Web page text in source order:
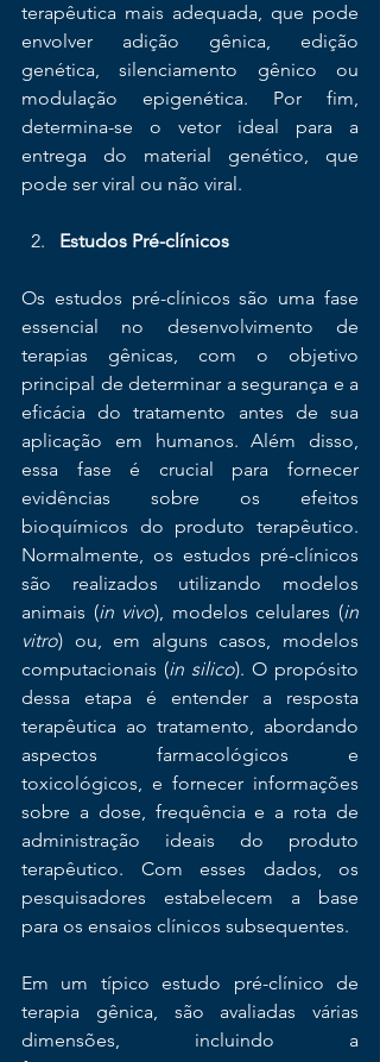
terapêutica mais adequada, que pode
envolver adição gênica, edição
genética, silenciamento gênico ou
modulação epigenética. Por fim,
determina-se o vetor ideal para a
entrega do material genético, que
pode ser viral ou não viral.
Estudos Pré-clínicos
Os estudos pré-clínicos são uma fase
essencial no desenvolvimento de
terapias gênicas, com o objetivo
principal de determinar a segurança e a
eficácia do tratamento antes de sua
aplicação em humanos. Além disso,
essa fase é crucial para fornecer
evidências sobre os efeitos
bioquímicos do produto terapêutico.
Normalmente, os estudos pré-clínicos
são realizados utilizando modelos
animais (in vivo), modelos celulares (in
vitro) ou, em alguns casos, modelos
computacionais (in silico). O propósito
dessa etapa é entender a resposta
terapêutica ao tratamento, abordando
aspectos farmacológicos e
toxicológicos, e fornecer informações
sobre a dose, frequência e a rota de
administração ideais do produto
terapêutico. Com esses dados, os
pesquisadores estabelecem a base
para os ensaios clínicos subsequentes.
Em um típico estudo pré-clínico de
terapia gênica, são avaliadas várias
dimensões, incluindo a